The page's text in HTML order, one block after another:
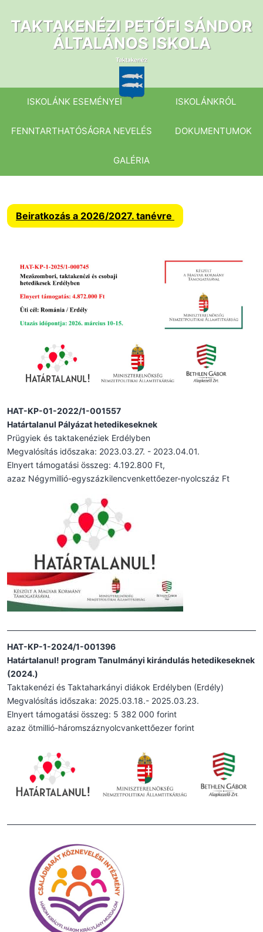
tartalomhoz
TAKTAKENÉZI PETŐFI SÁNDOR
ÁLTALÁNOS ISKOLA
ISKOLÁNK ESEMÉNYEI ISKOLÁNKRÓL
FENNTARTHATÓSÁGRA NEVELÉS DOKUMENTUMOK
GALÉRIA
Beiratkozás a 2026/2027. tanévre
HAT-KP-01-2022/1-001557
Határtalanul Pályázat hetedikeseknek
Prügyiek és taktakenéziek Erdélyben
Megvalósítás időszaka: 2023.03.27. - 2023.04.01.
Elnyert támogatási összeg: 4.192.800 Ft,
azaz Négymillió-egyszázkilencvenkettőezer-nyolcszáz Ft
HAT-KP-1-2024/1-001396
Határtalanul! program Tanulmányi kirándulás hetedikeseknek
(2024.)
Taktakenézi és Taktaharkányi diákok Erdélyben (Erdély)
Megvalósítás időszaka: 2025.03.18.- 2025.03.23.
Elnyert támogatási összeg: 5 382 000 forint
azaz ötmillió-háromszáznyolcvankettőezer forint